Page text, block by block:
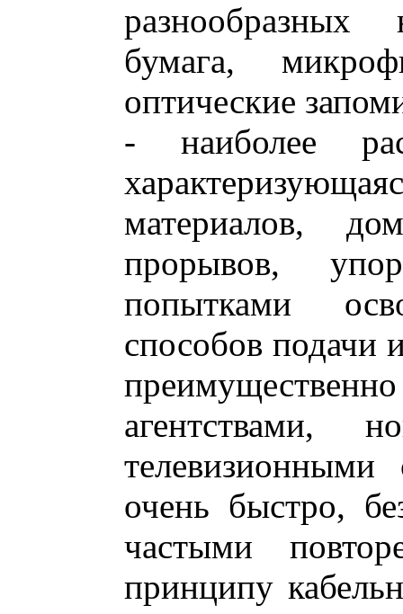
бумага,
оптические
- наиболее
материалов,
прорывов,
попытками
способов подачи
агентствами,
очень быстро,
частыми
принципу